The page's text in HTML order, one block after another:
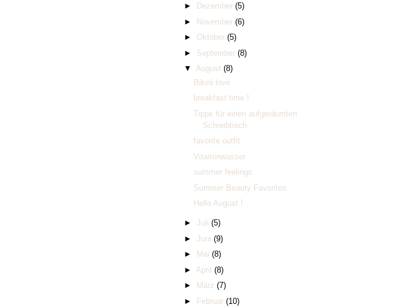
►
Dezember (5)
►
November (6)
► Oktober (5)
► September (8)
▼ August (8)
Bikini love
breakfast time !
Tipps für einen aufgeräumten
Schreibtisch
favorite outfit
Vitaminwasser
summer feelings
Summer Beauty Favorites
Hello August !
► Juli (5)
► Juni (9)
►
Mai (8)
► April (8)
►
März (7)
► Februar (10)